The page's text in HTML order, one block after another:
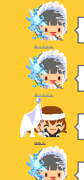
あっちゃん
あっちゃん
ゆみお